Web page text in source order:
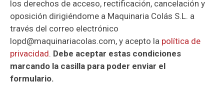
los derechos de acceso, rectificación, cancelación y
oposición dirigiéndome a Maquinaria Colás S.L. a
través del correo electrónico
lopd@maquinariacolas.com, y acepto la política de
privacidad. Debe aceptar estas condiciones
marcando la casilla para poder enviar el
formulario.